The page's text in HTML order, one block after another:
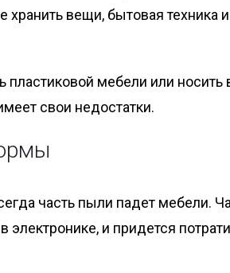
вещи, бытовая техника
пластиковой мебели или носить
свои недостатки.
часть пыли падет мебели.
и придется